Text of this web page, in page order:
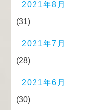
2021年8月
(31)
2021年7月
(28)
2021年6月
(30)